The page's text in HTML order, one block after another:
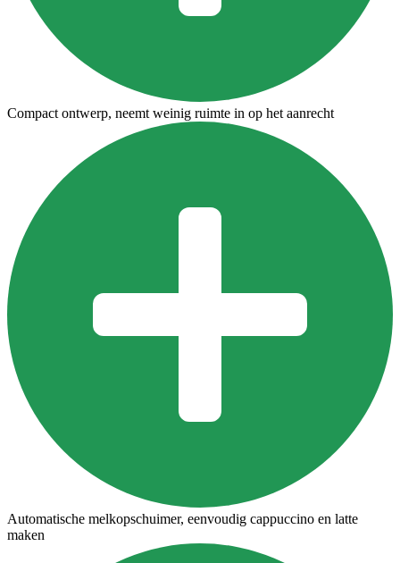
Compact ontwerp, neemt weinig ruimte in op het aanrecht
Automatische melkopschuimer, eenvoudig cappuccino en latte
maken